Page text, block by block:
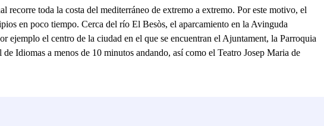
toda la costa del mediterráneo de extremo a extremo. Por este motivo, el
en poco tiempo. Cerca del río El Besòs, el aparcamiento en la Avinguda
ejemplo el centro de la ciudad en el que se encuentran el Ajuntament, la Parroquia
Idiomas a menos de 10 minutos andando, así como el Teatro Josep Maria de